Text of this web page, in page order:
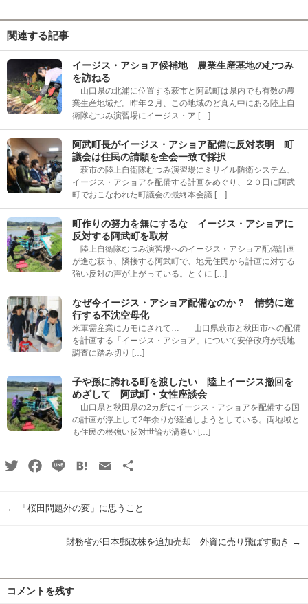
関連する記事
イージス・アショア候補地 農業生産基地のむつみ
を訪ねる
山口県の北浦に位置する萩市と阿武町は県内でも有数の農
業生産地域だ。昨年２月、この地域のど真ん中にある陸上自
衛隊むつみ演習場にイージス・ア […]
阿武町長がイージス・アショア配備に反対表明 町
議会は住民の請願を全会一致で採択
萩市の陸上自衛隊むつみ演習場にミサイル防衛システム、
イージス・アショアを配備する計画をめぐり、２０日に阿武
町でおこなわれた町議会の最終本会議 […]
町作りの努力を無にするな イージス・アショアに
反対する阿武町を取材
陸上自衛隊むつみ演習場へのイージス・アショア配備計画
が進む萩市、隣接する阿武町で、地元住民から計画に対する
強い反対の声が上がっている。とくに […]
なぜ今イージス・アショア配備なのか？ 情勢に逆
行する不沈空母化
米軍需産業にカモにされて… 山口県萩市と秋田市への配備
を計画する「イージス・アショア」について安倍政府が現地
調査に踏み切り […]
子や孫に誇れる町を渡したい 陸上イージス撤回を
めざして 阿武町・女性座談会
山口県と秋田県の2カ所にイージス・アショアを配備する国
の計画が浮上して2年余りが経過しようとしている。両地域と
も住民の根強い反対世論が渦巻い […]
TwitterFacebook
Line HatenaEmail
← 「桜田問題外の変」に思うこと
財務省が日本郵政株を追加売却 外資に売り飛ばす動き →
コメントを残す